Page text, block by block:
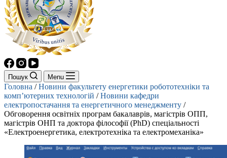
Пошук Menu
Головна /Новини факультету енергетики робототехніки та
комп’ютерних технологій /Новини кафедри
електропостачання та енергетичного менеджменту /
Обговорення освітніх програм бакалаврів, магістрів ОПП,
магістрів ОНП та доктора філософії (PhD) спеціальності
«Електроенергетика, електротехніка та електромеханіка»